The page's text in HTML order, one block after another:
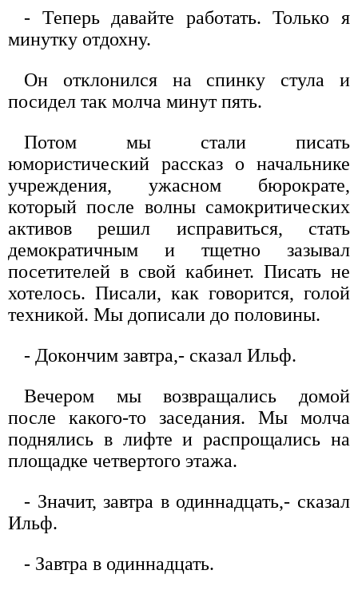
- Теперь давайте работать. Только я
минутку отдохну.
Он отклонился на спинку стула и
посидел так молча минут пять.
Потом мы стали писать
юмористический рассказ о начальнике
учреждения, ужасном бюрократе,
который после волны самокритических
активов решил исправиться, стать
демократичным и тщетно зазывал
посетителей в свой кабинет. Писать не
хотелось. Писали, как говорится, голой
техникой. Мы дописали до половины.
- Докончим завтра,- сказал Ильф.
Вечером мы возвращались домой
после какого-то заседания. Мы молча
поднялись в лифте и распрощались на
площадке четвертого этажа.
- Значит, завтра в одиннадцать,- сказал
Ильф.
- Завтра в одиннадцать.